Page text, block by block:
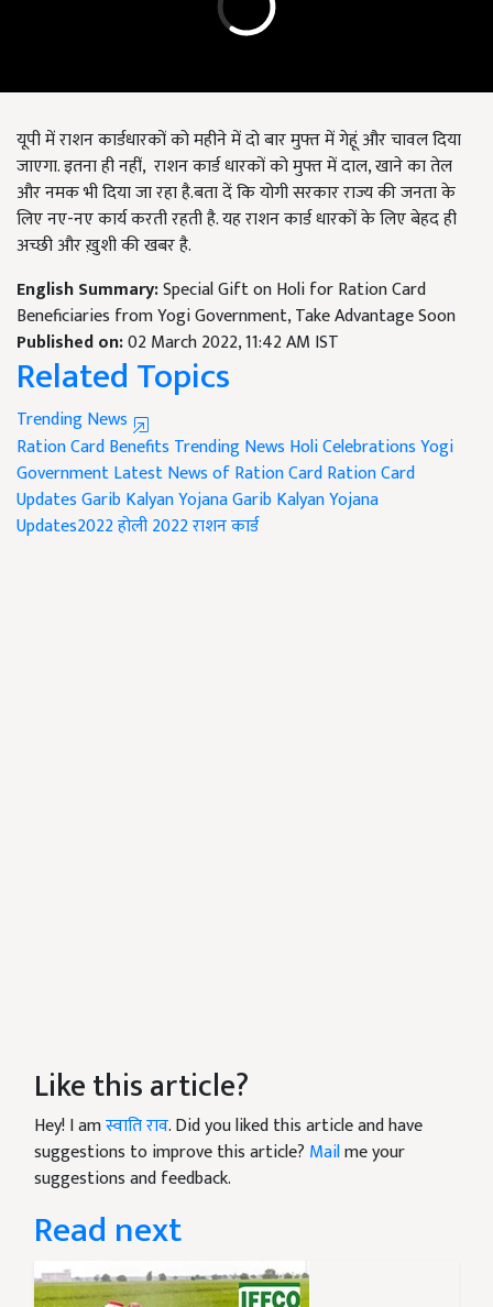
यूपी में राशन कार्डधारकों को महीने में दो बार मुफ्त में गेहूं और चावल दिया
जाएगा. इतना ही नहीं, राशन कार्ड धारकों को मुफ्त में दाल, खाने का तेल
और नमक भी दिया जा रहा है.बता दें कि योगी सरकार राज्य की जनता के
लिए नए-नए कार्य करती रहती है. यह राशन कार्ड धारकों के लिए बेहद ही
अच्छी और ख़ुशी की खबर है.
English Summary:Special Gift on Holi for Ration Card
Beneficiaries from Yogi Government, Take Advantage Soon
Published on:02 March 2022, 11:42 AM IST
Related Topics
Trending News
Ration Card Benefits Trending News Holi CelebrationsYogi
GovernmentLatest News of Ration CardRation Card
UpdatesGarib Kalyan YojanaGarib Kalyan Yojana
Updates2022होली 2022राशन कार्ड
Like this article?
Hey! I amस्वाति राव. Did you liked this article and have
suggestions to improve this article? Mailme your
suggestions and feedback.
Read next